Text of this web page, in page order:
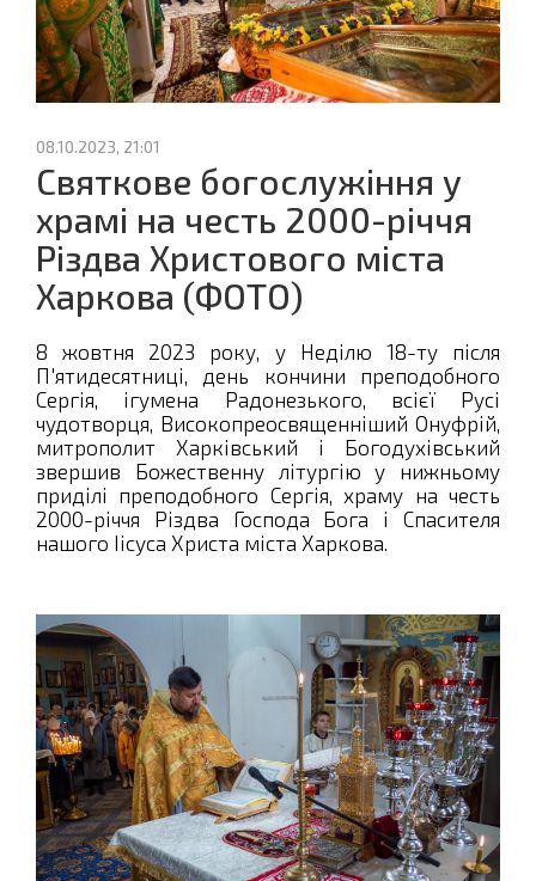
08.10.2023, 21:01
Святкове богослужіння у
храмі на честь 2000-річчя
Різдва Христового міста
Харкова (ФОТО)
8 жовтня 2023 року, у Неділю 18-ту після
П'ятидесятниці, день кончини преподобного
Сергія, ігумена Радонезького, всієї Русі
чудотворця, Високопреосвященніший Онуфрій,
митрополит Харківський і Богодухівський
звершив Божественну літургію у нижньому
приділі преподобного Сергія, храму на честь
2000-річчя Різдва Господа Бога і Спасителя
нашого Іісуса Христа міста Харкова.